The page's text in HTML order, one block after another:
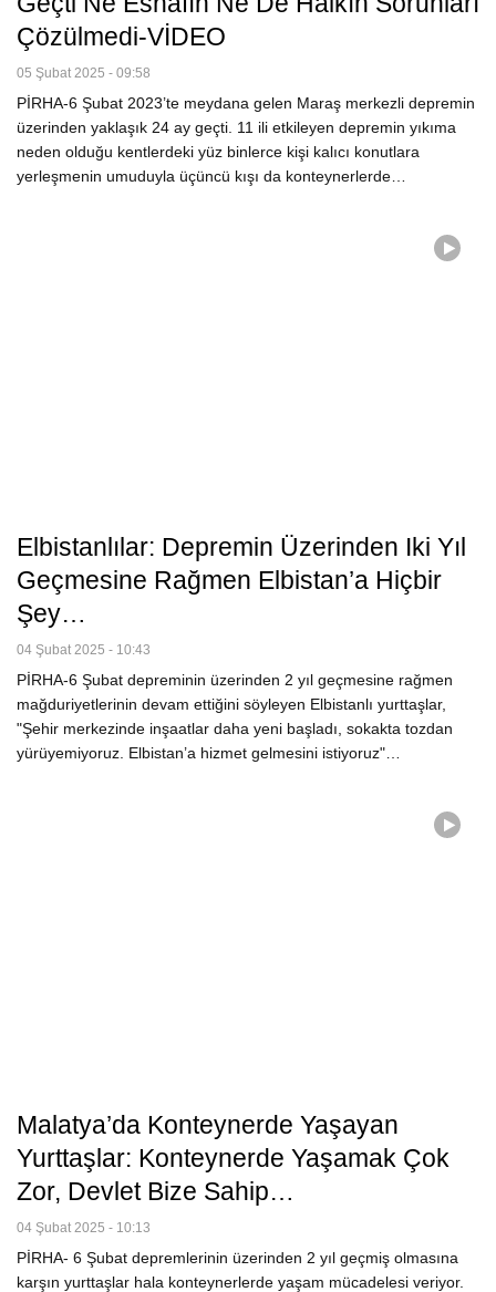
Çözülmedi-VİDEO
05 Şubat 2025 - 09:58
PİRHA-6 Şubat 2023’te meydana gelen Maraş merkezli depremin
üzerinden yaklaşık 24 ay geçti. 11 ili etkileyen depremin yıkıma
neden olduğu kentlerdeki yüz binlerce kişi kalıcı konutlara
yerleşmenin umuduyla üçüncü kışı da konteynerlerde…
Elbistanlılar: Depremin Üzerinden Iki Yıl
Geçmesine Rağmen Elbistan’a Hiçbir
Şey…
04 Şubat 2025 - 10:43
PİRHA-6 Şubat depreminin üzerinden 2 yıl geçmesine rağmen
mağduriyetlerinin devam ettiğini söyleyen Elbistanlı yurttaşlar,
"Şehir merkezinde inşaatlar daha yeni başladı, sokakta tozdan
yürüyemiyoruz. Elbistan’a hizmet gelmesini istiyoruz"…
Malatya’da Konteynerde Yaşayan
Yurttaşlar: Konteynerde Yaşamak Çok
Zor, Devlet Bize Sahip…
04 Şubat 2025 - 10:13
PİRHA- 6 Şubat depremlerinin üzerinden 2 yıl geçmiş olmasına
karşın yurttaşlar hala konteynerlerde yaşam mücadelesi veriyor.